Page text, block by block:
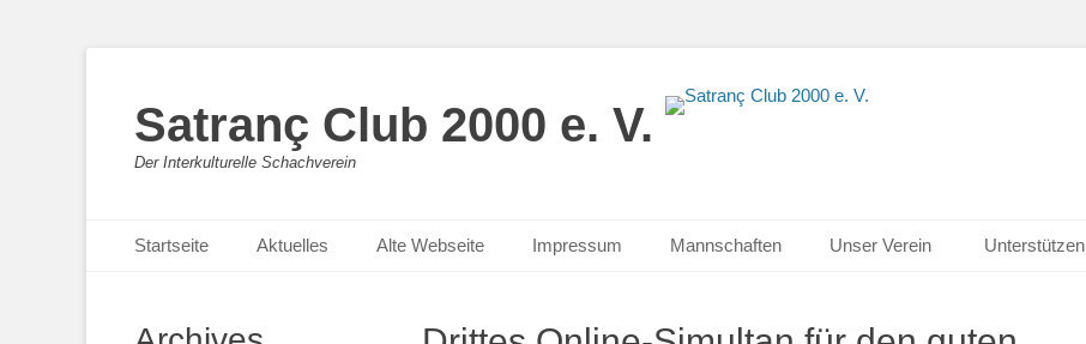
Satranç Club 2000 e. V.
Der Interkulturelle Schachverein
Primäres Menü
Inhalt
Startseite Aktuelles Alte Webseite Impressum Mannschaften Unser Verein Unterstützen